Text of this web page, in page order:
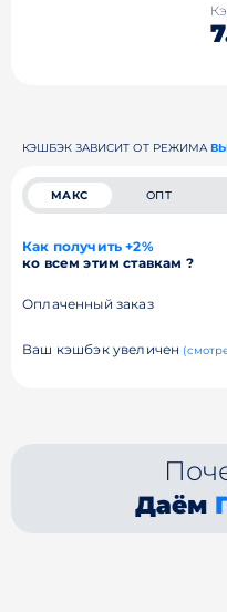
КЭШБЭК ЗАВИСИТ ОТ РЕЖИМА
МАКС ОПТ
Как получить +2%
ко всем этим ставкам ?
Оплаченный заказ
Ваш кэшбэк увеличен
Даём